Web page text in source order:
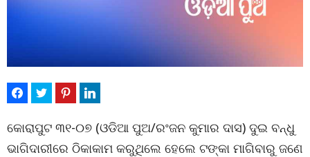
କୋରାପୁଟ ୩୧-୦୭ (ଓଡିଆ ପୁଅ/ରଂଜନ କୁମାର ଦାସ) ଦୁଇ ବନ୍ଧୁ
ଭାଗିଦାରୀରେ ଠିକାକାମ କରୁଥିଲେ ହେଲେ ଟଙ୍କା ମାଗିବାରୁ ଜଣେ